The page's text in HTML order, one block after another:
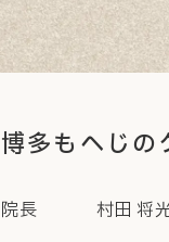
博多もへじの
院長
村田 将